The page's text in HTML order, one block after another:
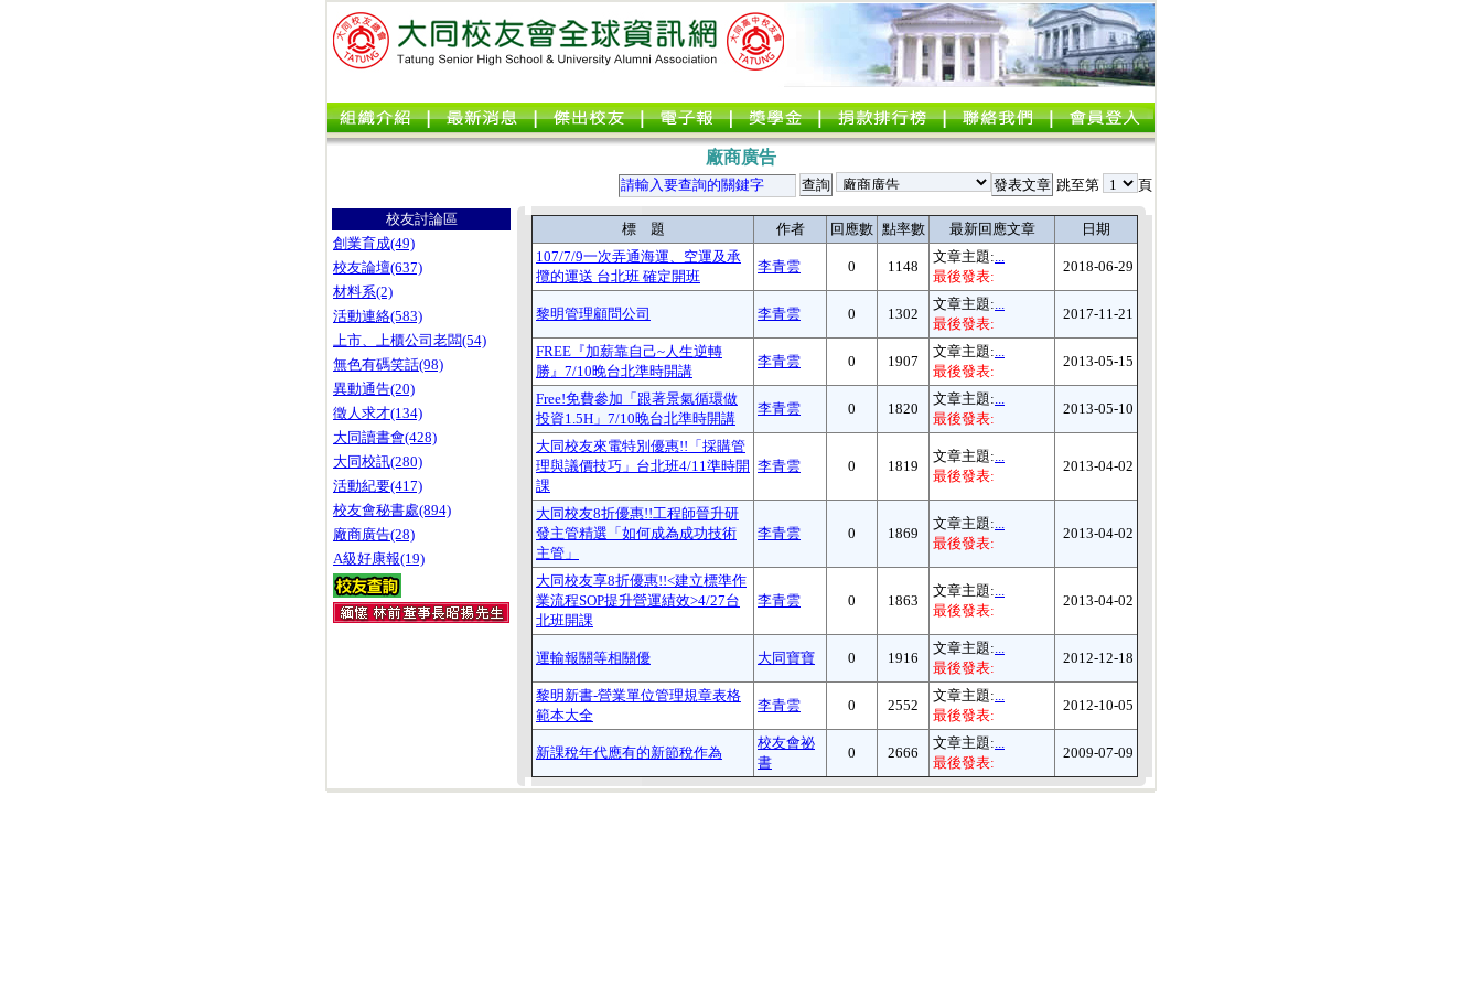
廠商廣告
跳至第 頁
校友討論區
創業育成(49)
校友論壇(637)
材料系(2)
活動連絡(583)
上市、上櫃公司老闆(54)
無色有碼笑話(98)
異動通告(20)
徵人求才(134)
大同讀書會(428)
大同校訊(280)
活動紀要(417)
校友會秘書處(894)
廠商廣告(28)
A級好康報(19)
標 題 作者 回應數 點率數 最新回應文章
日期
107/7/9一次弄通海運、空運及承
攬的運送 台北班 確定開班
李青雲 0 1148
文章主題:...
最後發表:
2018-06-29
黎明管理顧問公司 李青雲 0 1302
文章主題:...
最後發表:
2017-11-21
FREE『加薪靠自己~人生逆轉
勝』7/10晚台北準時開講
李青雲 0 1907
文章主題:...
最後發表:
2013-05-15
Free!免費參加「跟著景氣循環做
投資1.5H」7/10晚台北準時開講
李青雲 0 1820
文章主題:...
最後發表:
2013-05-10
大同校友來電特別優惠!!「採購管
理與議價技巧」台北班4/11準時開
課
李青雲 0 1819
文章主題:...
最後發表:
2013-04-02
大同校友8折優惠!!工程師晉升研
發主管精選「如何成為成功技術
主管」
李青雲 0 1869
文章主題:...
最後發表:
2013-04-02
大同校友享8折優惠!!<建立標準作
業流程SOP提升營運績效>4/27台
北班開課
李青雲 0 1863
文章主題:...
最後發表:
2013-04-02
運輸報關等相關優 大同寶寶 0 1916
文章主題:...
最後發表:
2012-12-18
黎明新書-營業單位管理規章表格
範本大全
李青雲 0 2552
文章主題:...
最後發表:
2012-10-05
新課稅年代應有的新節稅作為
校友會祕
書
0 2666
文章主題:...
最後發表:
2009-07-09